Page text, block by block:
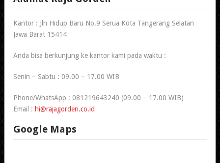
Kantor : Jln Hidup Baru No.9 Serua Kota Tangerang Selatan
Jawa Barat 15414
Anda bisa berkunjung ke kantor kami pada waktu :
Senin – Sabtu : 09.00 – 17.00 WIB
Phone/WhatsApp : 081219643240 (09.00 – 17.00 WIB)
Email : hi@rajagorden.co.id
Google Maps